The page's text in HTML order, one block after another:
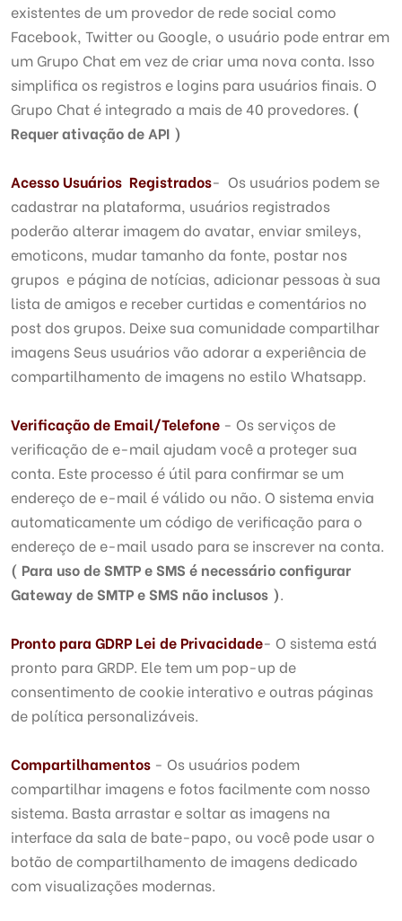
existentes de um provedor de rede social como
Facebook, Twitter ou Google, o usuário pode entrar em
um Grupo Chat em vez de criar uma nova conta. Isso
simplifica os registros e logins para usuários finais. O
Grupo Chat é integrado a mais de 40 provedores. (
Requer ativação de API )
Acesso Usuários Registrados- Os usuários podem se
cadastrar na plataforma, usuários registrados
poderão alterar imagem do avatar, enviar smileys,
emoticons, mudar tamanho da fonte, postar nos
grupos e página de notícias, adicionar pessoas à sua
lista de amigos e receber curtidas e comentários no
post dos grupos. Deixe sua comunidade compartilhar
imagens Seus usuários vão adorar a experiência de
compartilhamento de imagens no estilo Whatsapp.
Verificação de Email/Telefone - Os serviços de
verificação de e-mail ajudam você a proteger sua
conta. Este processo é útil para confirmar se um
endereço de e-mail é válido ou não. O sistema envia
automaticamente um código de verificação para o
endereço de e-mail usado para se inscrever na conta.
( Para uso de SMTP e SMS é necessário configurar
Gateway de SMTP e SMS não inclusos ).
Pronto para GDRP Lei de Privacidade- O sistema está
pronto para GRDP. Ele tem um pop-up de
consentimento de cookie interativo e outras páginas
de política personalizáveis.
Compartilhamentos - Os usuários podem
compartilhar imagens e fotos facilmente com nosso
sistema. Basta arrastar e soltar as imagens na
interface da sala de bate-papo, ou você pode usar o
botão de compartilhamento de imagens dedicado
com visualizações modernas.